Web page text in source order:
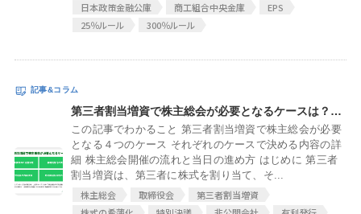
日本政策金融公庫
商工組合中央金庫
EPS
25％ルール
300％ルール
第三者割当増資で株主総会が必要となるケースは？そこで何を決める？
この記事でわかること 第三者割当増資で株主総会が必要
となる４つのケース それぞれのケースで決める内容の詳
細 株主総会開催の流れと当日の進め方 はじめに 第三者
割当増資は、第三者に株式を割り当て、そ...
株主総会 取締役会
第三者割当増資